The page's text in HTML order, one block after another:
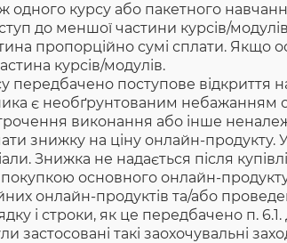
одного курсу або пакетного
до меншої частини курсів/
пропорційно сумі сплати. Якщо
курсів/модулів.
передбачено поступове відкриття
є необґрунтованим небажанням
виконання або інше
знижку на ціну онлайн-
Знижка не надається після
основного онлайн-
онлайн-продуктів та/або
і строки, як це передбачено п.
застосовані такі заохочувальні